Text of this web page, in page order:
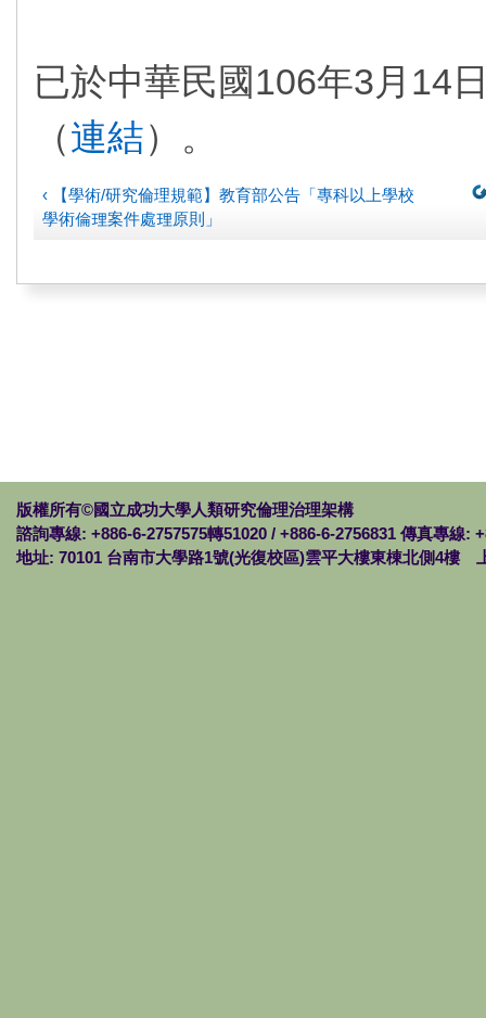
已於中華民國106年3月14
（連結）。
‹ 【學術/研究倫理規範】教育部公告「專科以上學校
學術倫理案件處理原則」
版權所有©國立成功大學人類研究倫理治理架構
諮詢專線: +886-6-2757575轉51020 / +886-6-2756831 傳真專
地址: 70101 台南市大學路1號(光復校區)雲平大樓東棟北側4樓